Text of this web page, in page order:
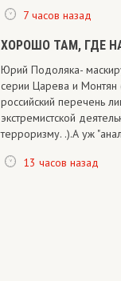
7 часов назад
ХОРОШО ТАМ, ГДЕ
Юрий Подоляка-
серии Царева и Монтян
российский перечень
экстремистской
терроризму. .).А уж
13 часов назад